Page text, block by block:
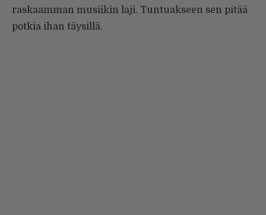
raskaamman musiikin laji. Tuntuakseen sen pitää
potkia ihan täysillä.